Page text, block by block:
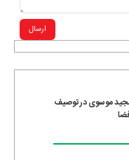
موسوی در توصیف
ارسال